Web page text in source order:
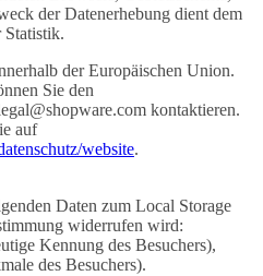
der Datenerhebung dient dem
Statistik.
der Europäischen Union.
Sie den
kontaktieren.
auf
website.
Daten zum Local Storage
widerrufen wird:
Kennung des Besuchers),
des Besuchers).